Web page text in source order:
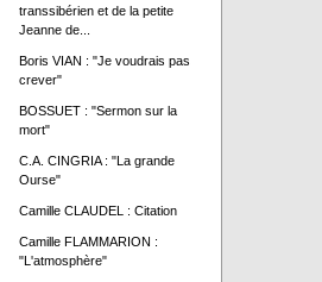
transsibérien et de la petite
Jeanne de...
Boris VIAN : "Je voudrais pas
crever"
BOSSUET : "Sermon sur la
mort"
C.A. CINGRIA : "La grande
Ourse"
Camille CLAUDEL : Citation
Camille FLAMMARION :
"L'atmosphère"